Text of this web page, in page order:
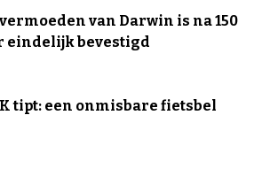
van Darwin is na 150
eindelijk bevestigd
tipt: een onmisbare fietsbel